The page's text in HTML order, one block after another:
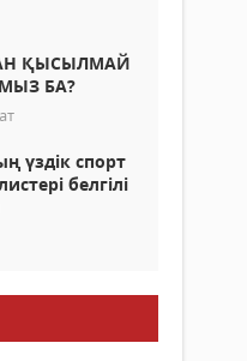
ҚЫСЫЛМАЙ
БА?
үздік спорт
белгілі